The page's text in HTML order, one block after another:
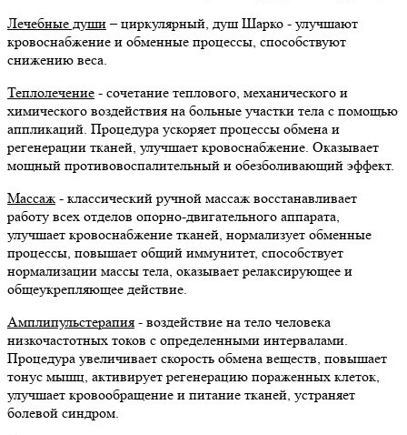
Лечебные души– циркулярный, душ Шарко - улучшают
кровоснабжение и обменные процессы, способствуют
снижению веса.
Теплолечение - сочетание теплового, механического и
химического воздействия на больные участки тела с помощью
аппликаций. Процедура ускоряет процессы обмена и
регенерации тканей, улучшает кровоснабжение. Оказывает
мощный противовоспалительный и обезболивающий эффект.
Массаж - классический ручной массаж восстанавливает
работу всех отделов опорно-двигательного аппарата,
улучшает кровоснабжение тканей, нормализует обменные
процессы, повышает общий иммунитет, способствует
нормализации массы тела, оказывает релаксирующее и
общеукрепляющее действие.
Амплипульстерапия - воздействие на тело человека
низкочастотных токов с определенными интервалами.
Процедура увеличивает скорость обмена веществ, повышает
тонус мышц, активирует регенерацию пораженных клеток,
улучшает кровообращение и питание тканей, устраняет
болевой синдром.